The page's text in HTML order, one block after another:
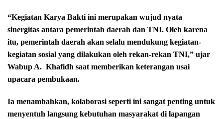
“Kegiatan Karya Bakti ini merupakan wujud nyata
sinergitas antara pemerintah daerah dan TNI. Oleh karena
itu, pemerintah daerah akan selalu mendukung kegiatan-
kegiatan sosial yang dilakukan oleh rekan-rekan TNI,” ujar
Wabup A. Khafidh saat memberikan keterangan usai
upacara pembukaan.
Ia menambahkan, kolaborasi seperti ini sangat penting untuk
menyentuh langsung kebutuhan masyarakat di lapangan